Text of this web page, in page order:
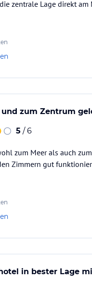
zentrale Lage direkt am
und zum Zentrum
5 / 6
zum Meer als auch
Zimmern gut
in bester Lage